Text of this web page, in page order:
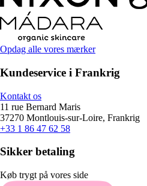
Opdag alle vores mærker
Kundeservice i Frankrig
Kontakt os
11 rue Bernard Maris
37270 Montlouis-sur-Loire, Frankrig
+33 1 86 47 62 58
Sikker betaling
Køb trygt på vores side